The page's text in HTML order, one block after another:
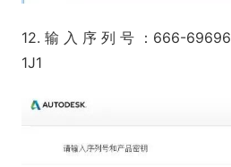
12. 输 入 序 列 号 ：666-
1J1